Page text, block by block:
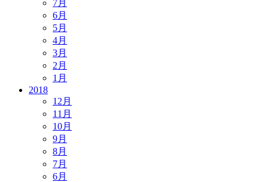
7月
6月
5月
4月
3月
2月
1月
2018
12月
11月
10月
9月
8月
7月
6月